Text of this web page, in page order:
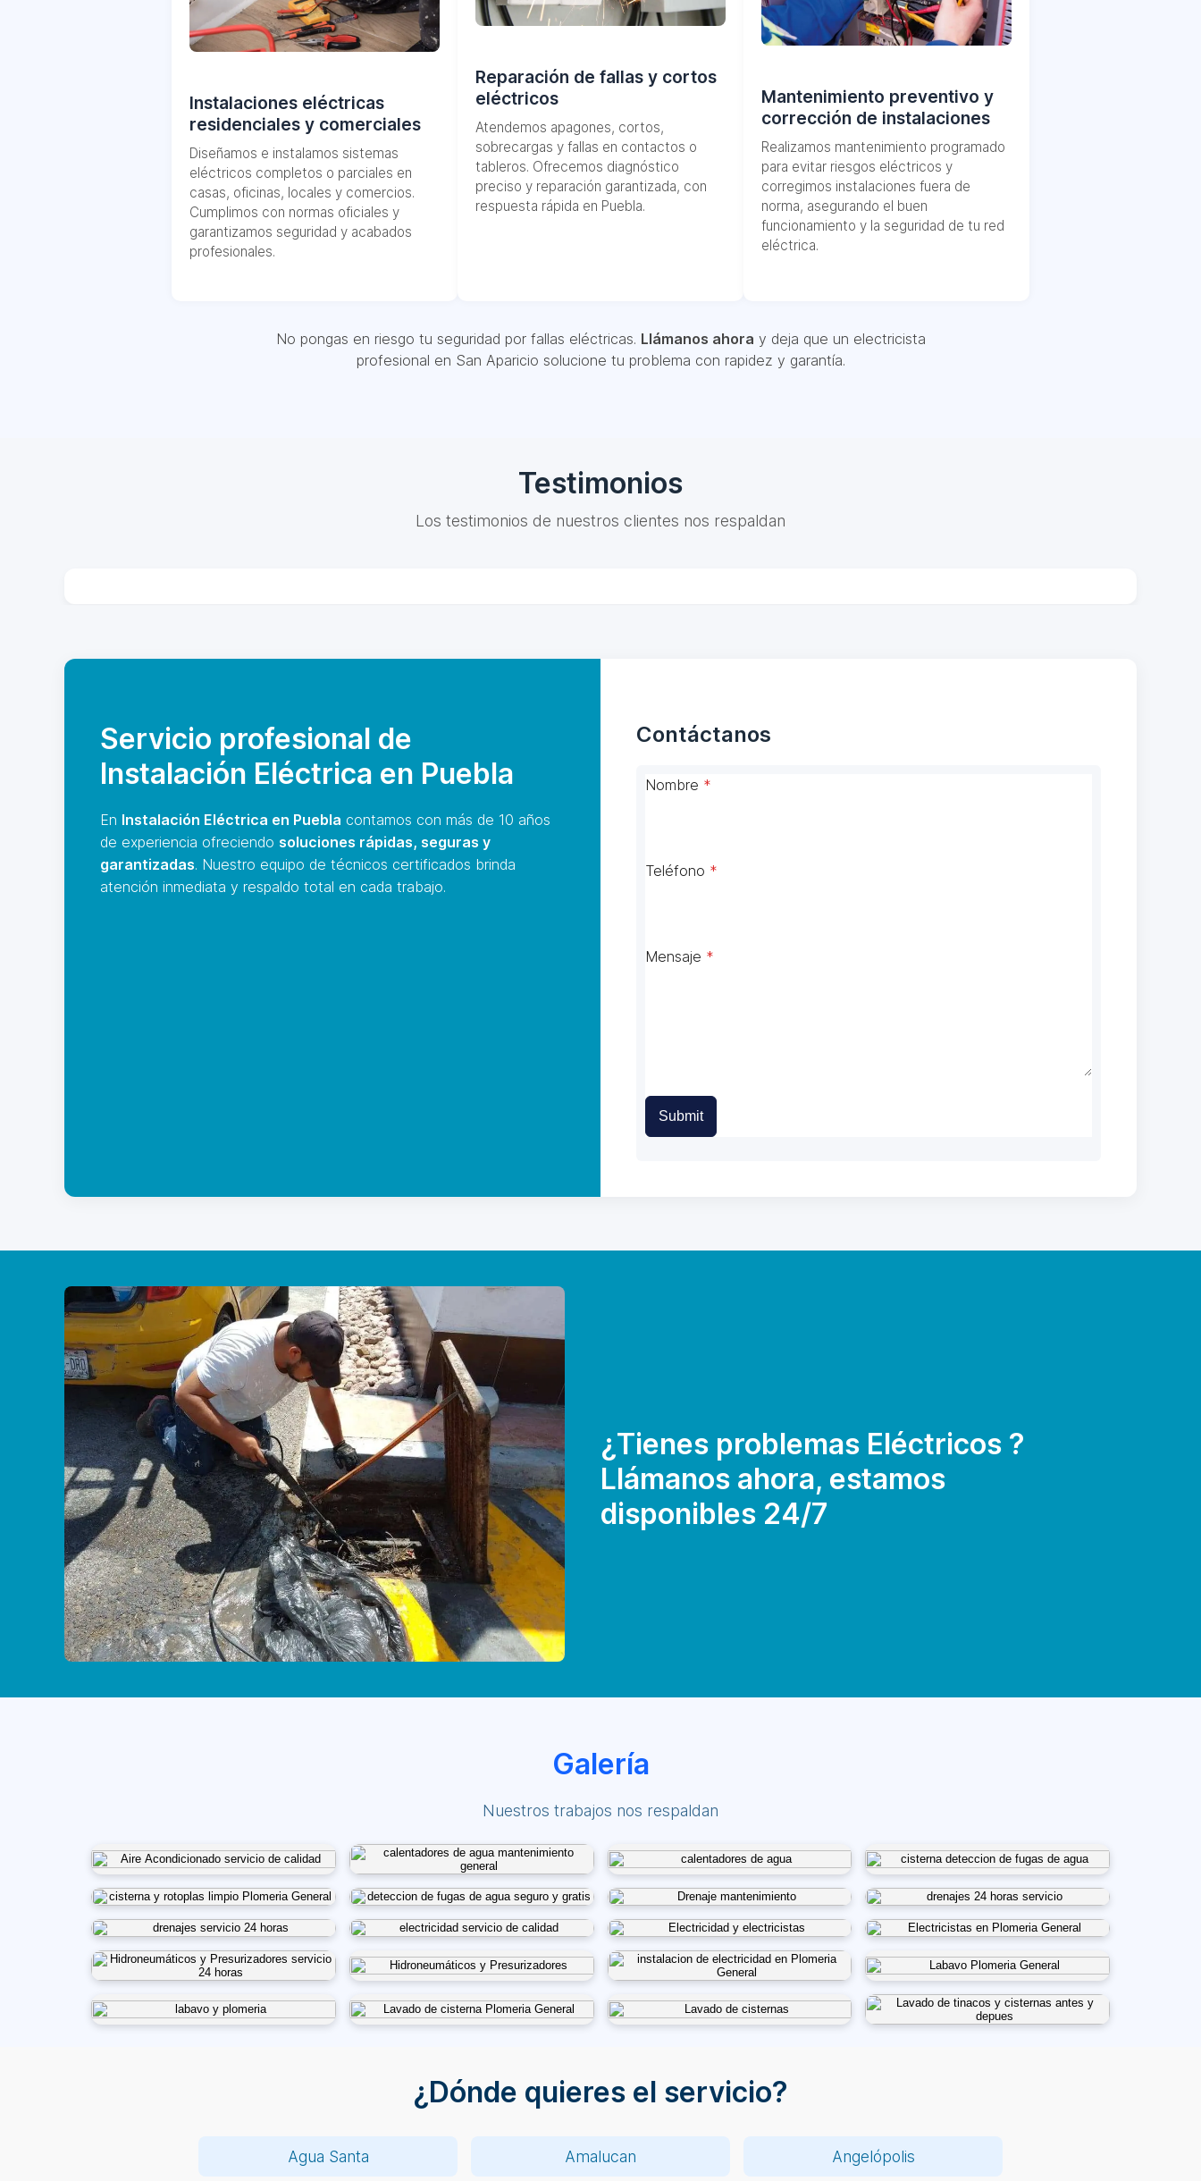
Instalaciones eléctricas
residenciales y comerciales
Diseñamos e instalamos sistemas
eléctricos completos o parciales en
casas, oficinas, locales y comercios.
Cumplimos con normas oficiales y
garantizamos seguridad y acabados
profesionales.
Reparación de fallas y cortos
eléctricos
Atendemos apagones, cortos,
sobrecargas y fallas en contactos o
tableros. Ofrecemos diagnóstico
preciso y reparación garantizada, con
respuesta rápida en Puebla.
Mantenimiento preventivo y
corrección de instalaciones
Realizamos mantenimiento programado
para evitar riesgos eléctricos y
corregimos instalaciones fuera de
norma, asegurando el buen
funcionamiento y la seguridad de tu red
eléctrica.
No pongas en riesgo tu seguridad por fallas eléctricas. Llámanos ahora y deja que un electricista
profesional en San Aparicio solucione tu problema con rapidez y garantía.
Testimonios
Los testimonios de nuestros clientes nos respaldan
Servicio profesional de
Instalación Eléctrica en Puebla
En Instalación Eléctrica en Puebla contamos con más de 10 años
de experiencia ofreciendo soluciones rápidas, seguras y
garantizadas. Nuestro equipo de técnicos certificados brinda
atención inmediata y respaldo total en cada trabajo.
Contáctanos
Nombre *
Teléfono *
Mensaje *
Submit
¿Tienes problemas Eléctricos ?
Llámanos ahora, estamos
disponibles 24/7
Galería
Nuestros trabajos nos respaldan
¿Dónde quieres el servicio?
Agua Santa Amalucan Angelópolis